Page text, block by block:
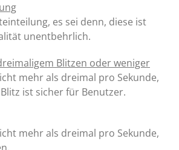
es sei denn, diese ist
unentbehrlich.
Blitzen oder weniger
mehr als dreimal pro Sekunde,
ist sicher für Benutzer.
mehr als dreimal pro Sekunde,